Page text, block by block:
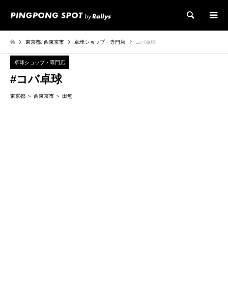
検索
東京都,西東京市 卓球ショップ・専門店 コバ卓球
卓球ショップ・専門店
#コバ卓球
東京都 西東京市 田無